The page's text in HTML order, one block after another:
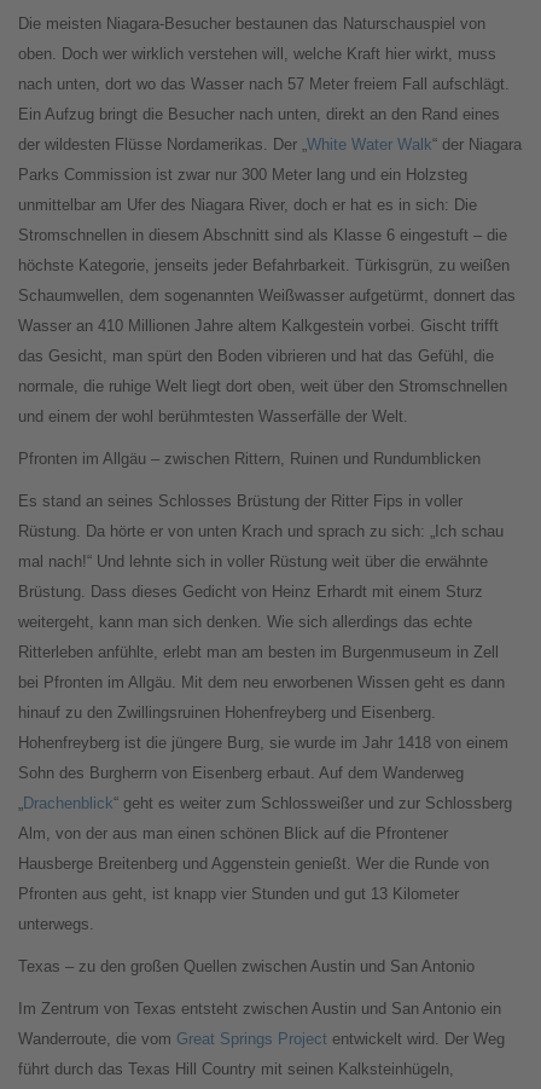
Die meisten Niagara-Besucher bestaunen das Naturschauspiel von
oben. Doch wer wirklich verstehen will, welche Kraft hier wirkt, muss
nach unten, dort wo das Wasser nach 57 Meter freiem Fall aufschlägt.
Ein Aufzug bringt die Besucher nach unten, direkt an den Rand eines
der wildesten Flüsse Nordamerikas. Der „White Water Walk“ der Niagara
Parks Commission ist zwar nur 300 Meter lang und ein Holzsteg
unmittelbar am Ufer des Niagara River, doch er hat es in sich: Die
Stromschnellen in diesem Abschnitt sind als Klasse 6 eingestuft – die
höchste Kategorie, jenseits jeder Befahrbarkeit. Türkisgrün, zu weißen
Schaumwellen, dem sogenannten Weißwasser aufgetürmt, donnert das
Wasser an 410 Millionen Jahre altem Kalkgestein vorbei. Gischt trifft
das Gesicht, man spürt den Boden vibrieren und hat das Gefühl, die
normale, die ruhige Welt liegt dort oben, weit über den Stromschnellen
und einem der wohl berühmtesten Wasserfälle der Welt.
Pfronten im Allgäu – zwischen Rittern, Ruinen und Rundumblicken
Es stand an seines Schlosses Brüstung der Ritter Fips in voller
Rüstung. Da hörte er von unten Krach und sprach zu sich: „Ich schau
mal nach!“ Und lehnte sich in voller Rüstung weit über die erwähnte
Brüstung. Dass dieses Gedicht von Heinz Erhardt mit einem Sturz
weitergeht, kann man sich denken. Wie sich allerdings das echte
Ritterleben anfühlte, erlebt man am besten im Burgenmuseum in Zell
bei Pfronten im Allgäu. Mit dem neu erworbenen Wissen geht es dann
hinauf zu den Zwillingsruinen Hohenfreyberg und Eisenberg.
Hohenfreyberg ist die jüngere Burg, sie wurde im Jahr 1418 von einem
Sohn des Burgherrn von Eisenberg erbaut. Auf dem Wanderweg
„Drachenblick“ geht es weiter zum Schlossweißer und zur Schlossberg
Alm, von der aus man einen schönen Blick auf die Pfrontener
Hausberge Breitenberg und Aggenstein genießt. Wer die Runde von
Pfronten aus geht, ist knapp vier Stunden und gut 13 Kilometer
unterwegs.
Texas – zu den großen Quellen zwischen Austin und San Antonio
Im Zentrum von Texas entsteht zwischen Austin und San Antonio ein
Wanderroute, die vom Great Springs Project entwickelt wird. Der Weg
führt durch das Texas Hill Country mit seinen Kalksteinhügeln,